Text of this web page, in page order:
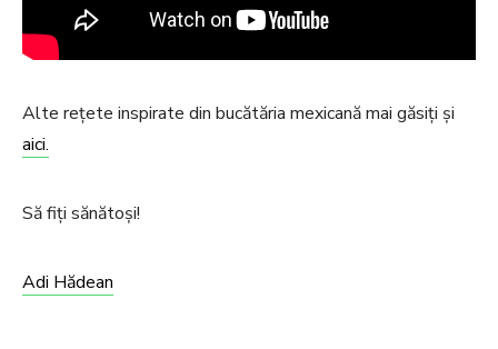
Alte rețete inspirate din bucătăria mexicană mai găsiți și
aici.
Să fiți sănătoși!
Adi Hădean